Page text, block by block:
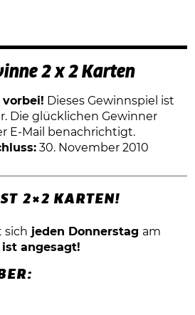
2 x 2 Karten
vorbei! Dieses Gewinnspiel ist
Die glücklichen Gewinner
E-Mail benachrichtigt.
30. November 2010
2×2 KARTEN!
sich jeden Donnerstag am
ist angesagt!